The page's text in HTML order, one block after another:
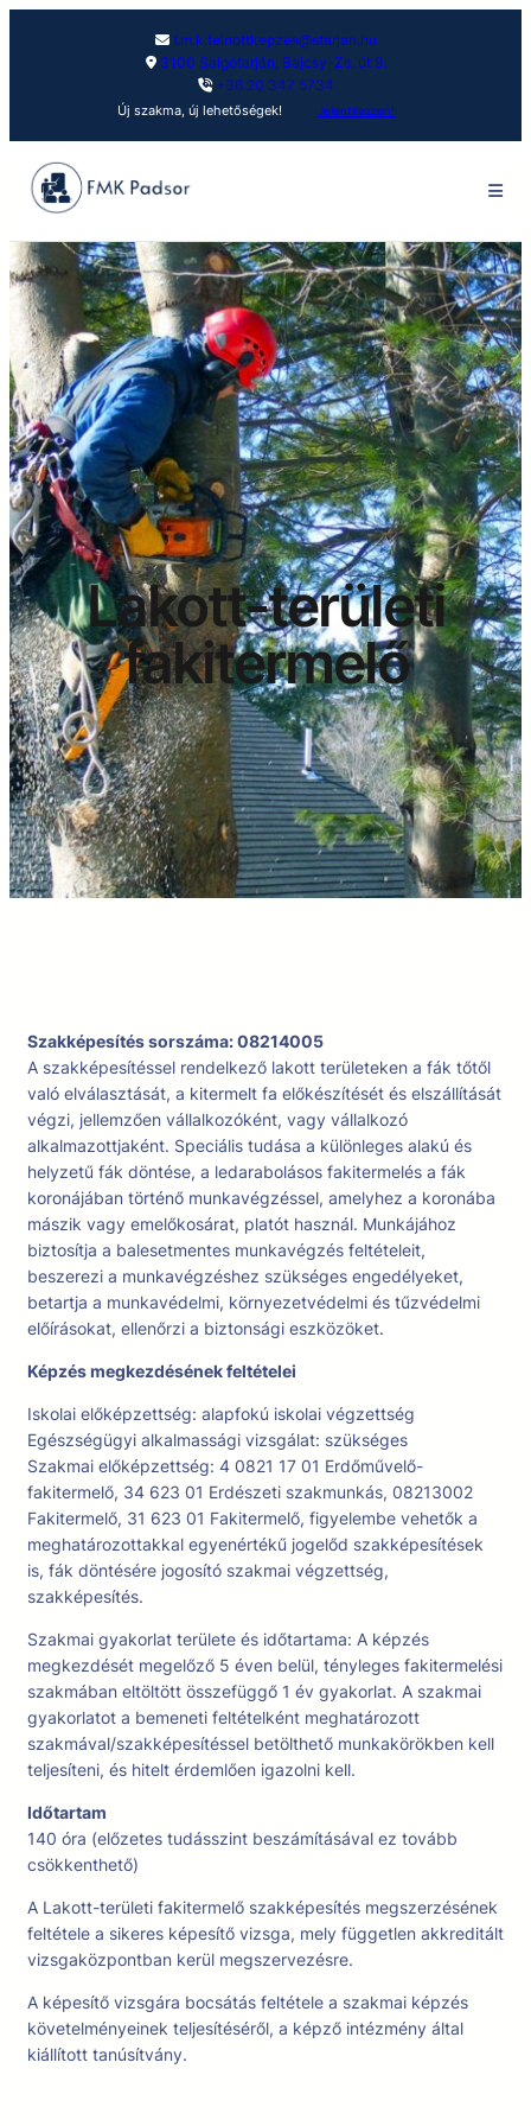
f.m.k.felnottkepzes@starjan.hu
3100 Salgótarján, Bajcsy-Zs. út 9.
+36 20 347 5734
Új szakma, új lehetőségek! Jelentkezzen!
Lakott-területi
fakitermelő
Szakképesítés sorszáma: 08214005
A szakképesítéssel rendelkező lakott területeken a fák tőtől
való elválasztását, a kitermelt fa előkészítését és elszállítását
végzi, jellemzően vállalkozóként, vagy vállalkozó
alkalmazottjaként. Speciális tudása a különleges alakú és
helyzetű fák döntése, a ledarabolásos fakitermelés a fák
koronájában történő munkavégzéssel, amelyhez a koronába
mászik vagy emelőkosárat, platót használ. Munkájához
biztosítja a balesetmentes munkavégzés feltételeit,
beszerezi a munkavégzéshez szükséges engedélyeket,
betartja a munkavédelmi, környezetvédelmi és tűzvédelmi
előírásokat, ellenőrzi a biztonsági eszközöket.
Képzés megkezdésének feltételei
Iskolai előképzettség: alapfokú iskolai végzettség
Egészségügyi alkalmassági vizsgálat: szükséges
Szakmai előképzettség: 4 0821 17 01 Erdőművelő-
fakitermelő, 34 623 01 Erdészeti szakmunkás, 08213002
Fakitermelő, 31 623 01 Fakitermelő, figyelembe vehetők a
meghatározottakkal egyenértékű jogelőd szakképesítések
is, fák döntésére jogosító szakmai végzettség,
szakképesítés.
Szakmai gyakorlat területe és időtartama: A képzés
megkezdését megelőző 5 éven belül, tényleges fakitermelési
szakmában eltöltött összefüggő 1 év gyakorlat. A szakmai
gyakorlatot a bemeneti feltételként meghatározott
szakmával/szakképesítéssel betölthető munkakörökben kell
teljesíteni, és hitelt érdemlően igazolni kell.
Időtartam
140 óra (előzetes tudásszint beszámításával ez tovább
csökkenthető)
A Lakott-területi fakitermelő szakképesítés megszerzésének
feltétele a sikeres képesítő vizsga, mely független akkreditált
vizsgaközpontban kerül megszervezésre.
A képesítő vizsgára bocsátás feltétele a szakmai képzés
követelményeinek teljesítéséről, a képző intézmény által
kiállított tanúsítvány.